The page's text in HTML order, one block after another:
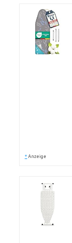
* Anzeige